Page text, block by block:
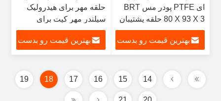
ای PTFE پودر مس BRT
80 X 93 X 3 حلقه پشتیبان
Oring
بهترین قیمت رو بدست
حلقه مهر برای هیدرولیک
سیلندر مهر کیت برای
YOUCHANG ساخت و
ساز بهترین قیمت رو بدست
14
15
16
17
18
19